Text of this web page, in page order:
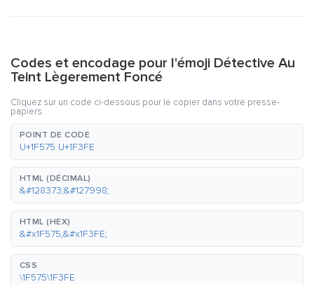
Codes et encodage pour l'émoji Détective Au
Teint Lègerement Foncé
Cliquez sur un code ci-dessous pour le copier dans votre presse-
papiers.
POINT DE CODE
U+1F575 U+1F3FE
HTML (DÉCIMAL)
&#128373;&#127998;
HTML (HEX)
&#x1F575;&#x1F3FE;
CSS
\1F575\1F3FE